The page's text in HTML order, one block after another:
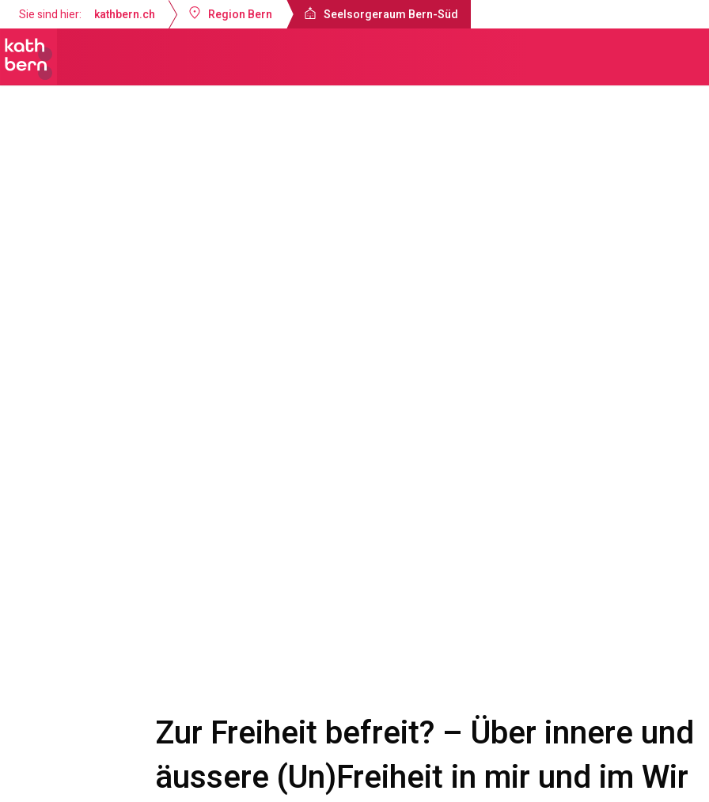
Sie sind hier: kathbern.ch Region Bern Seelsorgeraum Bern-Süd
Zur Freiheit befreit? – Über innere und
äussere (Un)Freiheit in mir und im Wir